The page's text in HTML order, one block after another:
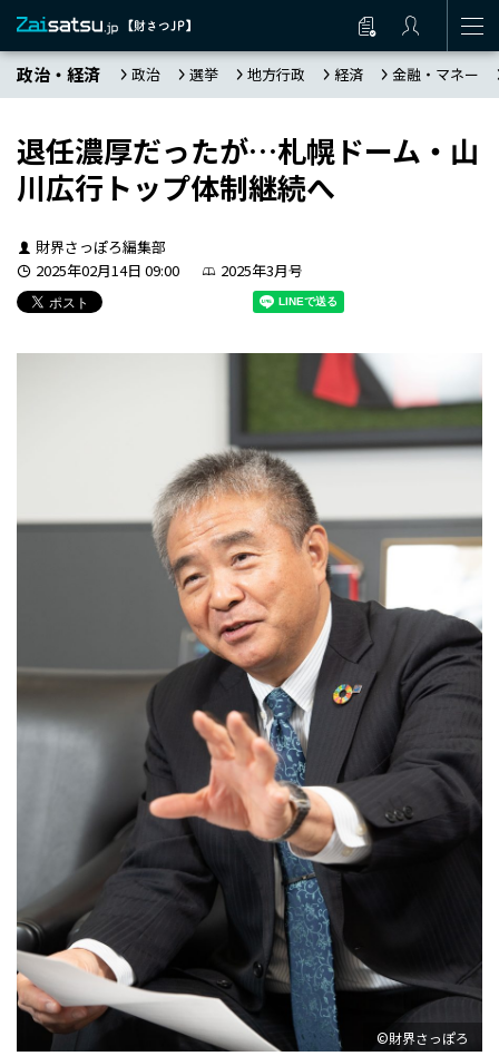
政治・経済 政治 選挙 地方行政 経済 金融・マネー
退任濃厚だったが…札幌ドーム・山
川広行トップ体制継続へ
財界さっぽろ編集部
2025年02月14日 09:00
2025年3月号
©財界さっぽろ